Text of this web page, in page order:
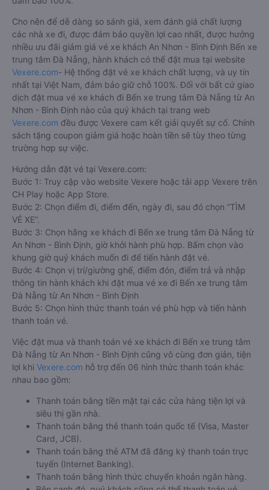
Cho nên để dễ dàng so sánh giá, xem đánh giá chất lượng
các nhà xe đi, được đảm bảo quyền lợi cao nhất, được hưởng
nhiều ưu đãi giảm giá vé xe khách An Nhơn - Bình Định Bến xe
trung tâm Đà Nẵng, hành khách có thể đặt mua tại website
Vexere.com- Hệ thống đặt vé xe khách chất lượng, và uy tín
nhất tại Việt Nam, đảm bảo giữ chỗ 100%. Đối với bất cứ giao
dịch đặt mua vé xe khách đi Bến xe trung tâm Đà Nẵng từ An
Nhơn - Bình Định nào của quý khách tại trang web
Vexere.com đều được Vexere cam kết giải quyết sự cố. Chính
sách tặng coupon giảm giá hoặc hoàn tiền sẽ tùy theo từng
trường hợp sự việc.
Hướng dẫn đặt vé tại Vexere.com:
Bước 1: Truy cập vào website Vexere hoặc tải app Vexere trên
CH Play hoặc App Store.
Bước 2: Chọn điểm đi, điểm đến, ngày đi, sau đó chọn “TÌM
VÉ XE”.
Bước 3: Chọn hãng xe khách đi Bến xe trung tâm Đà Nẵng từ
An Nhơn - Bình Định, giờ khởi hành phù hợp. Bấm chọn vào
khung giờ quý khách muốn đi để tiến hành đặt vé.
Bước 4: Chọn vị trí/giường ghế, điểm đón, điểm trả và nhập
thông tin hành khách khi đặt mua vé xe đi Bến xe trung tâm
Đà Nẵng từ An Nhơn - Bình Định
Bước 5: Chọn hình thức thanh toán vé phù hợp và tiến hành
thanh toán vé.
Việc đặt mua và thanh toán vé xe khách đi Bến xe trung tâm
Đà Nẵng từ An Nhơn - Bình Định cũng vô cùng đơn giản, tiện
lợi khi Vexere.com hỗ trợ đến 06 hình thức thanh toán khác
nhau bao gồm:
Thanh toán bằng tiền mặt tại các cửa hàng tiện lợi và
siêu thị gần nhà.
Thanh toán bằng thẻ thanh toán quốc tế (Visa, Master
Card, JCB).
Thanh toán bằng thẻ ATM đã đăng ký thanh toán trực
tuyến (Internet Banking).
Thanh toán bằng hình thức chuyển khoản ngân hàng.